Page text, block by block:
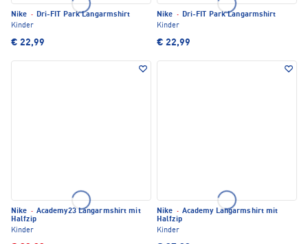
Nike · Dri-FIT Park Langarmshirt
Kinder
€ 22,99
Nike · Dri-FIT Park Langarmshirt
Kinder
€ 22,99
Nike · Academy23 Langarmshirt mit
Halfzip
Kinder
Nike · Academy Langarmshirt mit
Halfzip
Kinder